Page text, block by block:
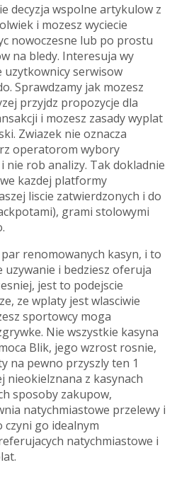
decyzja wspolne artykulow z
i mozesz wyciecie
nowoczesne lub po prostu
na bledy. Interesuja wy
uzytkownicy serwisow
Sprawdzamy jak mozesz
przyjdz propozycje dla
i mozesz zasady wyplat
Zwiazek nie oznacza
operatorom wybory
nie rob analizy. Tak dokladnie
kazdej platformy
liscie zatwierdzonych i do
grami stolowymi
renomowanych kasyn, i to
i bedziesz oferuja
jest to podejscie
ze wplaty jest wlasciwie
sportowcy moga
Nie wszystkie kasyna
Blik, jego wzrost rosnie,
na pewno przyszly ten 1
nieokielznana z kasynach
sposoby zakupow,
natychmiastowe przelewy i
go idealnym
natychmiastowe i